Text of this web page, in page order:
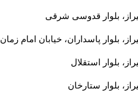
بلوار قدوسی شرقی
بلوار پاسداران، خیابان امام زمان
بلوار استقلال
بلوار ستارخان